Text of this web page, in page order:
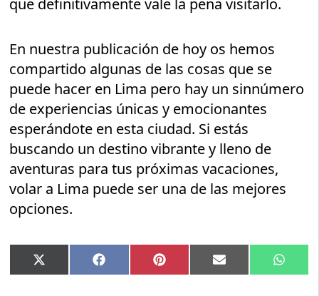
que definitivamente vale la pena visitarlo.
En nuestra publicación de hoy os hemos
compartido algunas de las cosas que se
puede hacer en Lima pero hay un sinnúmero
de experiencias únicas y emocionantes
esperándote en esta ciudad. Si estás
buscando un destino vibrante y lleno de
aventuras para tus próximas vacaciones,
volar a Lima puede ser una de las mejores
opciones.
Compartir
en
X
(Twitter)
Compartir
en
Facebook Compartir
en
Pinterest Compartir
en
Email
en